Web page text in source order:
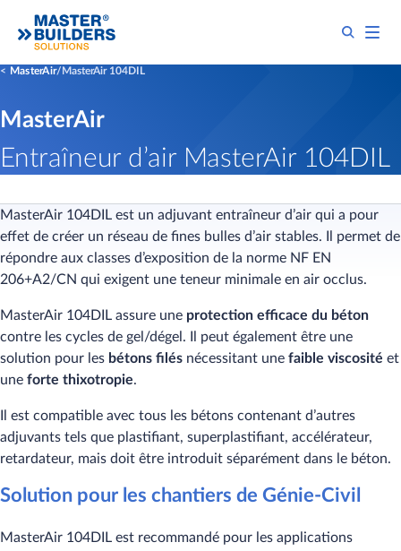
MasterAir MasterAir 104DIL
MasterAir
Entraîneur d’air MasterAir 104DIL
MasterAir 104DIL est un adjuvant entraîneur d’air qui a pour
effet de créer un réseau de fines bulles d’air stables. Il permet de
répondre aux classes d’exposition de la norme NF EN
206+A2/CN qui exigent une teneur minimale en air occlus.
MasterAir 104DIL assure une protection efficace du béton
contre les cycles de gel/dégel. Il peut également être une
solution pour les bétons filés nécessitant une faible viscosité et
une forte thixotropie.
Il est compatible avec tous les bétons contenant d’autres
adjuvants tels que plastifiant, superplastifiant, accélérateur,
retardateur, mais doit être introduit séparément dans le béton.
Solution pour les chantiers de Génie-Civil
MasterAir 104DIL est recommandé pour les applications